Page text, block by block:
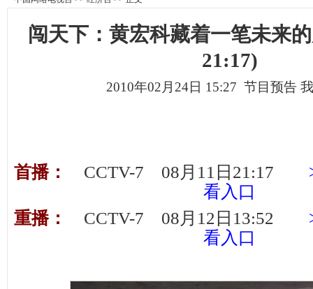
闯天下：黄宏科藏着一笔未来
21:17)
2010年02月24日 15:27 节目预告
首播： CCTV-7 08月11日21:17
看入口
重播：
CCTV-7 08月12日13:52
看入口